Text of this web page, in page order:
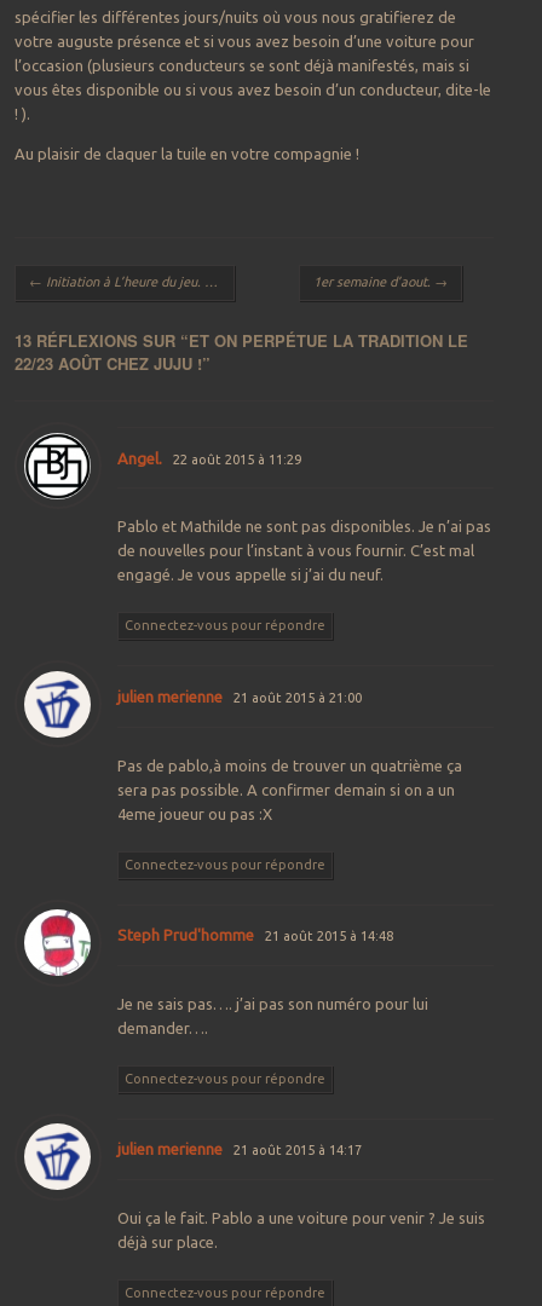
spécifier les différentes jours/nuits où vous nous gratifierez de
votre auguste présence et si vous avez besoin d’une voiture pour
l’occasion (plusieurs conducteurs se sont déjà manifestés, mais si
vous êtes disponible ou si vous avez besoin d’un conducteur, dite-le
! ).
Au plaisir de claquer la tuile en votre compagnie !
Navigation des articles
← Initiation à L’heure du jeu. 13 septembre. 1er semaine d’aout. →
13 RÉFLEXIONS SUR “ET ON PERPÉTUE LA TRADITION LE
22/23 AOÛT CHEZ JUJU !”
Angel. 22 août 2015 à 11:29
Pablo et Mathilde ne sont pas disponibles. Je n’ai pas
de nouvelles pour l’instant à vous fournir. C’est mal
engagé. Je vous appelle si j’ai du neuf.
Connectez-vous pour répondre
julien merienne 21 août 2015 à 21:00
Pas de pablo,à moins de trouver un quatrième ça
sera pas possible. A confirmer demain si on a un
4eme joueur ou pas :X
Connectez-vous pour répondre
Steph Prud'homme 21 août 2015 à 14:48
Je ne sais pas…. j’ai pas son numéro pour lui
demander….
Connectez-vous pour répondre
julien merienne 21 août 2015 à 14:17
Oui ça le fait. Pablo a une voiture pour venir ? Je suis
déjà sur place.
Connectez-vous pour répondre